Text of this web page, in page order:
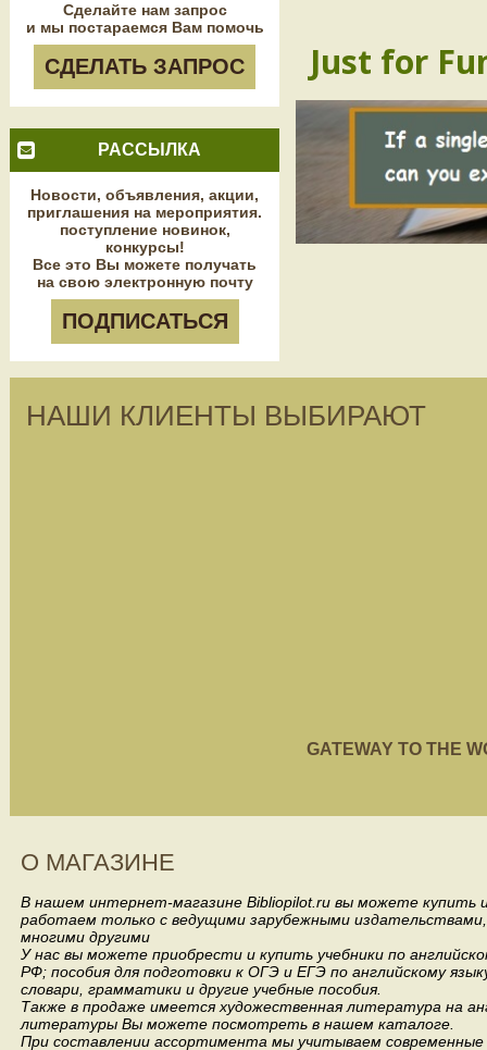
Сделайте нам запрос
и мы постараемся Вам помочь
СДЕЛАТЬ ЗАПРОС
РАССЫЛКА
Новости, объявления, акции,
приглашения на мероприятия.
поступление новинок,
конкурсы!
Все это Вы можете получать
на свою электронную почту
ПОДПИСАТЬСЯ
Just for
НАШИ КЛИЕНТЫ ВЫБИРАЮТ
GATEWAY TO THE
О МАГАЗИНЕ
В нашем интернет-магазине Bibliopilot.ru вы можете купить
работаем только с ведущими зарубежными издательствами,
многими другими
У нас вы можете приобрести и купить учебники по
РФ; пособия для подготовки к ОГЭ и ЕГЭ по английскому
словари, грамматики и другие учебные пособия.
Также в продаже имеется художественная литература на
литературы Вы можете посмотреть в нашем каталоге.
При составлении ассортимента мы учитываем